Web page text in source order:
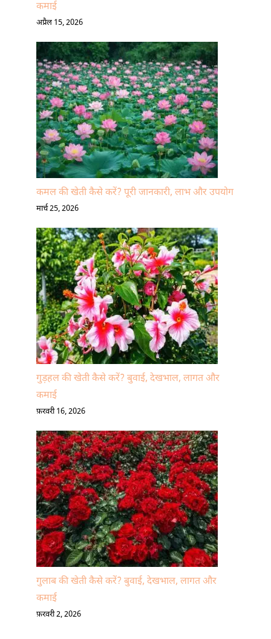
कमाई
अप्रैल 15, 2026
कमल की खेती कैसे करें? पूरी जानकारी, लाभ और उपयोग
मार्च 25, 2026
गुड़हल की खेती कैसे करें? बुवाई, देखभाल, लागत और
कमाई
फ़रवरी 16, 2026
गुलाब की खेती कैसे करें? बुवाई, देखभाल, लागत और
कमाई
फ़रवरी 2, 2026